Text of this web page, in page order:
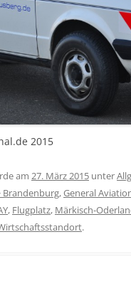
2015
am 27. März 2015 unter
Brandenburg,General
, Flugplatz, Märkisch-
.